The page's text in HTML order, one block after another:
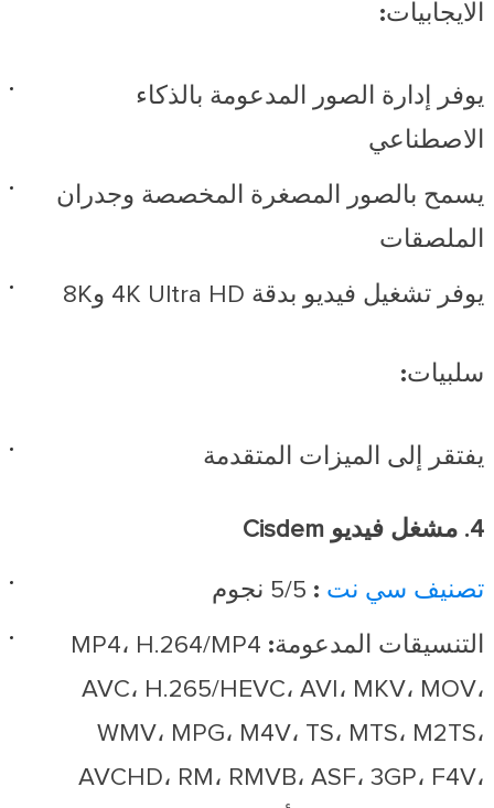
الايجابيات:
يوفر إدارة الصور المدعومة بالذكاء
الاصطناعي
يسمح بالصور المصغرة المخصصة وجدران
الملصقات
يوفر تشغيل فيديو بدقة 4K Ultra HD و8K
سلبيات:
يفتقر إلى الميزات المتقدمة
4. مشغل فيديو Cisdem
تصنيف سي نت :
التنسيقات المدعومة: MP4، H.264/MP4
AVC، H.265/HEVC، AVI، MKV، MOV،
WMV، MPG، M4V، TS، MTS، M2TS،
AVCHD، RM، RMVB، ASF، 3GP، F4V،